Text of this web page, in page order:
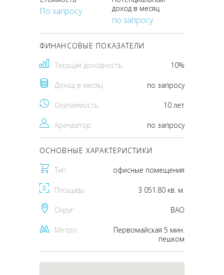
По запросу
доход в месяц
по запросу
ФИНАНСОВЫЕ ПОКАЗАТЕЛИ
Текущая доходность 10%
Доход в месяц по запросу
Окупаемость 10 лет
Арендатор по запросу
ОСНОВНЫЕ ХАРАКТЕРИСТИКИ
Тип офисные помещения
Площадь 3 051.80 кв. м.
Округ ВАО
Метро
Первомайская 5 мин.
пешком